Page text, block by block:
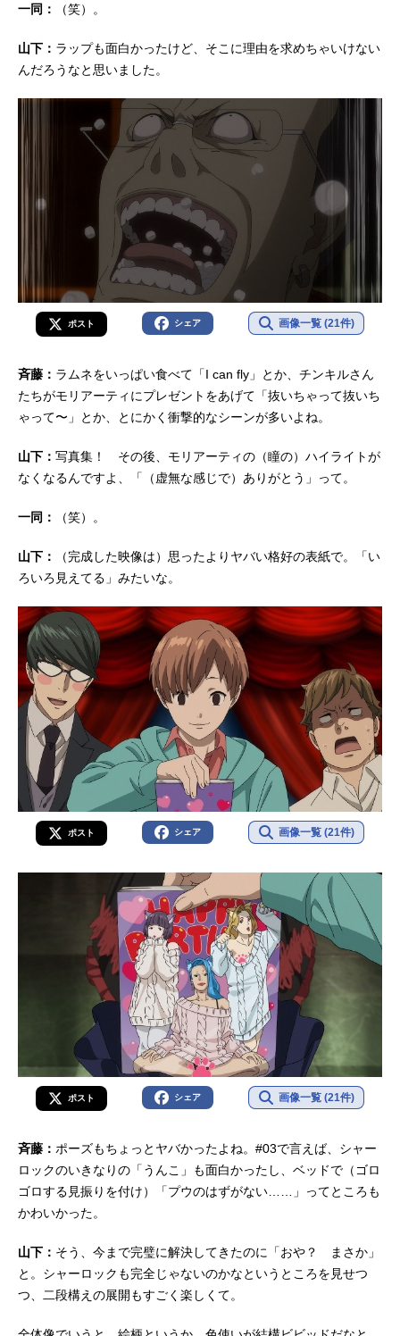
一同： （笑）。
山下： ラップも面白かったけど、そこに理由を求めちゃいけない
んだろうなと思いました。
ポスト シェア 画像一覧 (21件)
斉藤： ラムネをいっぱい食べて「I can fly」とか、チンキルさん
たちがモリアーティにプレゼントをあげて「抜いちゃって抜いち
ゃって〜」とか、とにかく衝撃的なシーンが多いよね。
山下： 写真集！ その後、モリアーティの（瞳の）ハイライトが
なくなるんですよ、「（虚無な感じで）ありがとう」って。
一同： （笑）。
山下：
（完成した映像は）思ったよりヤバい格好の表紙で。「い
ろいろ見えてる」みたいな。
ポスト シェア 画像一覧 (21件)
ポスト シェア 画像一覧 (21件)
斉藤： ポーズもちょっとヤバかったよね。#03で言えば、シャー
ロックのいきなりの「うんこ」も面白かったし、ベッドで（ゴロ
ゴロする見振りを付け）「プウのはずがない……」ってところも
かわいかった。
山下： そう、今まで完璧に解決してきたのに「おや？ まさか」
と。シャーロックも完全じゃないのかなというところを見せつ
つ、二段構えの展開もすごく楽しくて。